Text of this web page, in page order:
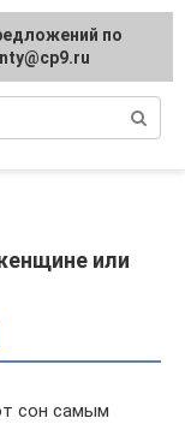
или
сон самым
по